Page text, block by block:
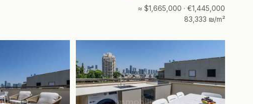
≈ $1,665,000 · €1,445,000
83,333 ₪/m²